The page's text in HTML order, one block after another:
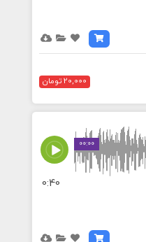
20,000 تومان
00:00
0:40